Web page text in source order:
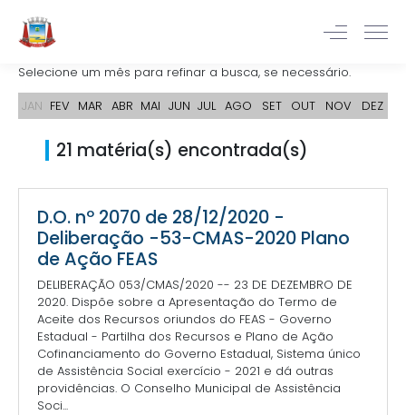
Selecione um mês para refinar a busca, se necessário.
JAN FEV MAR ABR MAI JUN JUL AGO SET OUT NOV DEZ
21 matéria(s) encontrada(s)
D.O. nº 2070 de 28/12/2020 -
Deliberação -53-CMAS-2020 Plano
de Ação FEAS
DELIBERAÇÃO 053/CMAS/2020 -- 23 DE DEZEMBRO DE
2020. Dispõe sobre a Apresentação do Termo de
Aceite dos Recursos oriundos do FEAS - Governo
Estadual - Partilha dos Recursos e Plano de Ação
Cofinanciamento do Governo Estadual, Sistema único
de Assistência Social exercício - 2021 e dá outras
providências. O Conselho Municipal de Assistência
Soci...